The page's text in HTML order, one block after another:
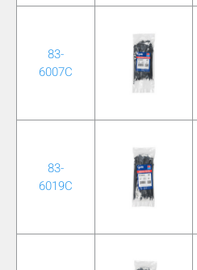
83-
6007C
83-
6019C